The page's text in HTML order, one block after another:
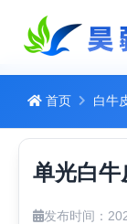
首页 白牛
单光白牛
发布时间：